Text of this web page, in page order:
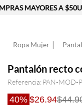
MAYORES A
Ropa Mujer
Pantalón recto
Referencia: PAN-MOD-
40% $26.94